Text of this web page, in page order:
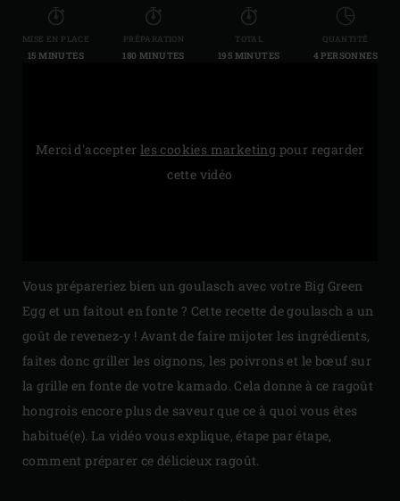
MISE EN PLACE
15 MINUTES
PRÉPARATION
180 MINUTES
TOTAL
195 MINUTES
QUANTITÉ
4 PERSONNES
Merci d'accepter les cookies marketing pour regarder
cette vidéo
Vous prépareriez bien un goulasch avec votre Big Green
Egg et un faitout en fonte ? Cette recette de goulasch a un
goût de revenez-y ! Avant de faire mijoter les ingrédients,
faites donc griller les oignons, les poivrons et le bœuf sur
la grille en fonte de votre kamado. Cela donne à ce ragoût
hongrois encore plus de saveur que ce à quoi vous êtes
habitué(e). La vidéo vous explique, étape par étape,
comment préparer ce délicieux ragoût.